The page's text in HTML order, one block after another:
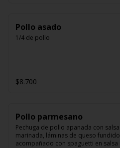
Pollo asado
1/4 de pollo
$8.700
Pollo parmesano
Pechuga de pollo apanada con salsa
marinada, láminas de queso fundido
acompañado con spaguetti en salsa